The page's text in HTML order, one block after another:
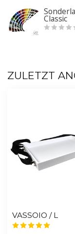
Classic
ZULETZT
VASSOIO / L